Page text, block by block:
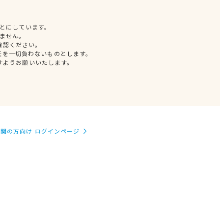
しています。
せん。
ください。
一切負わないものとします。
うお願いいたします。
の方向け ログインページ